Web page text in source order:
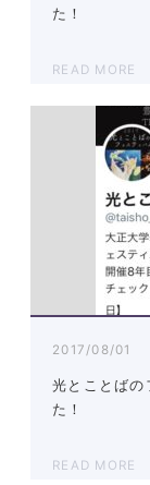
た！
READ MORE
2017/08/01
光とことばの
た！
READ MORE